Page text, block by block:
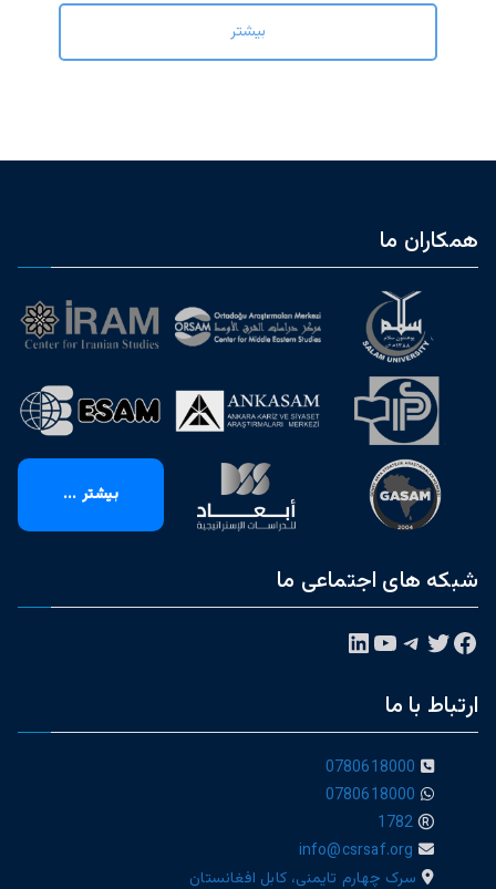
بیشتر
همکاران ما
بیشتر ...
شبکه های اجتماعی ما
فیس‌بوکتوییتر تلگرام یوتیوبلینکداین
ارتباط با ما
0780618000
0780618000
1782
info@csrsaf.org
سرک چهارم تایمنی، کابل افغانستان